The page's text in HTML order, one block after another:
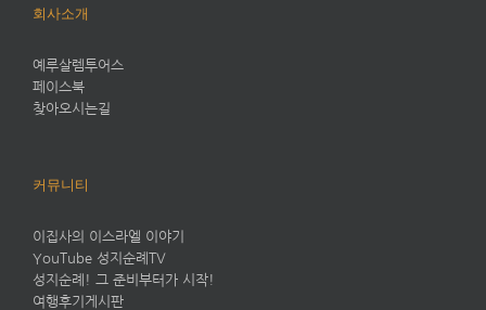
회사소개
예루살렘투어스
페이스북
찾아오시는길
커뮤니티
이집사의 이스라엘 이야기
YouTube 성지순례TV
성지순례! 그 준비부터가 시작!
여행후기게시판